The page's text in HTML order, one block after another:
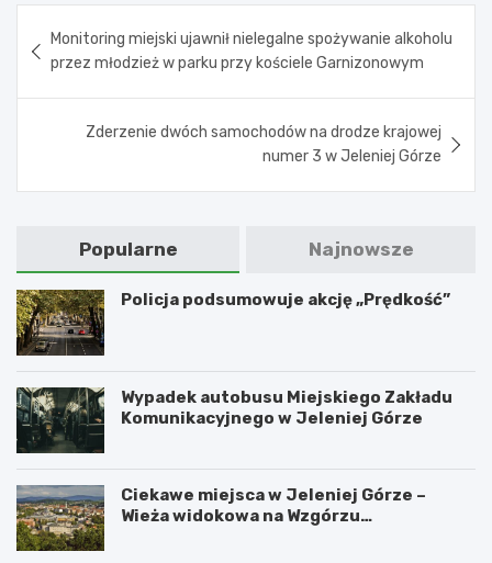
wpisu
Monitoring miejski ujawnił nielegalne spożywanie alkoholu
przez młodzież w parku przy kościele Garnizonowym
Zderzenie dwóch samochodów na drodze krajowej
numer 3 w Jeleniej Górze
Popularne Najnowsze
Policja podsumowuje akcję „Prędkość”
Wypadek autobusu Miejskiego Zakładu
Komunikacyjnego w Jeleniej Górze
Ciekawe miejsca w Jeleniej Górze –
Wieża widokowa na Wzgórzu